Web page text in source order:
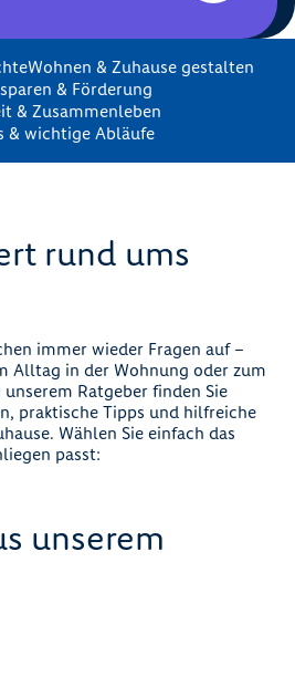
Wohnen & Zuhause gestalten
& Förderung
& Zusammenleben
& wichtige Abläufe
rund ums
immer wieder Fragen auf –
Alltag in der Wohnung oder zum
Ratgeber finden Sie
praktische Tipps und hilfreiche
Wählen Sie einfach das
passt:
unserem